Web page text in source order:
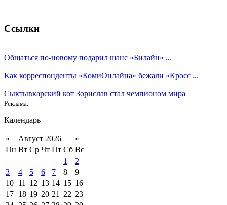
Ссылки
Общаться по-новому подарил шанс «Билайн» ...
Как корреспонденты «КомиОнлайна» бежали «Кросс ...
Сыктывкарский кот Зорислав стал чемпионом мира
Реклама.
Календарь
« Август 2026
»
Пн Вт Ср Чт Пт Сб Вс
1
2
3
4 5 6 7 8
9
10 11 12 13 14 15 16
17 18 19 20 21 22 23